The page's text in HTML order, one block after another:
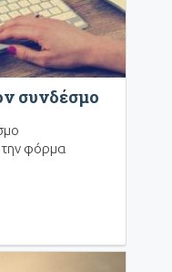
συνδέσμο
φόρμα